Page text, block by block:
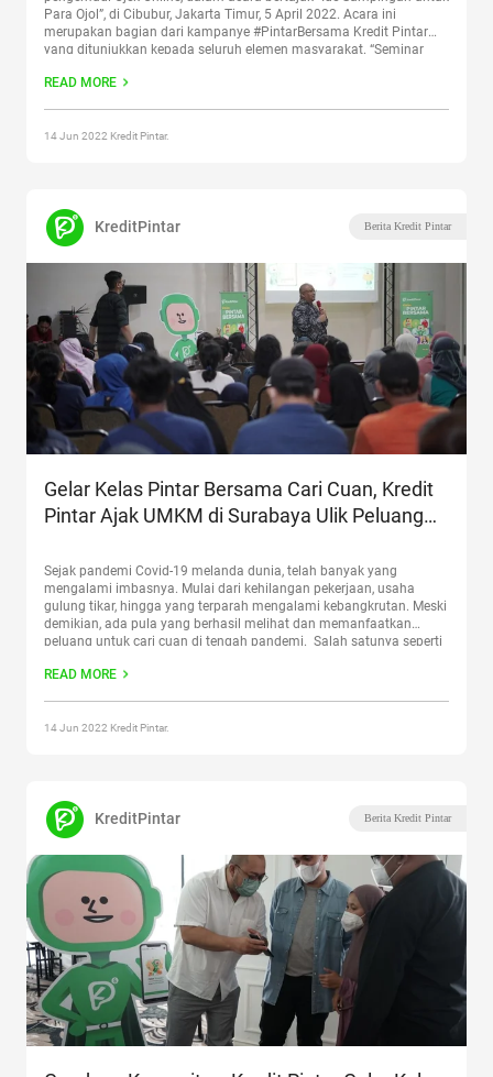
Para Ojol”, di Cibubur, Jakarta Timur, 5 April 2022. Acara ini
merupakan bagian dari kampanye #PintarBersama Kredit Pintar
yang ditunjukkan kepada seluruh elemen masyarakat. “Seminar
Kredit Pintar untuk merangkul dan
READ MORE
14 Jun 2022 Kredit Pintar.
KreditPintar Berita Kredit Pintar
Gelar Kelas Pintar Bersama Cari Cuan, Kredit
Pintar Ajak UMKM di Surabaya Ulik Peluang
Sejak pandemi Covid-19 melanda dunia, telah banyak yang
mengalami imbasnya. Mulai dari kehilangan pekerjaan, usaha
gulung tikar, hingga yang terparah mengalami kebangkrutan. Meski
demikian, ada pula yang berhasil melihat dan memanfaatkan
peluang untuk cari cuan di tengah pandemi. Salah satunya seperti
brand lokal asli kota Surabaya yang
READ MORE
14 Jun 2022 Kredit Pintar.
KreditPintar Berita Kredit Pintar